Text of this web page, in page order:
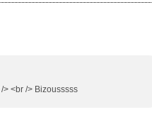
<br /> Bizousssss